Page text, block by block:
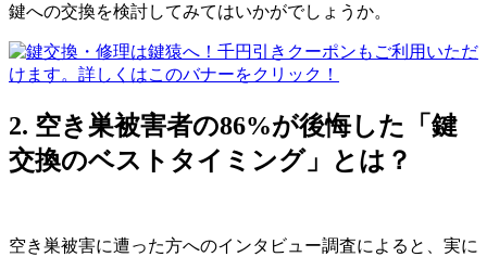
鍵への交換を検討してみてはいかがでしょうか。
2. 空き巣被害者の86%が後悔した「鍵
交換のベストタイミング」とは？
空き巣被害に遭った方へのインタビュー調査によると、実に